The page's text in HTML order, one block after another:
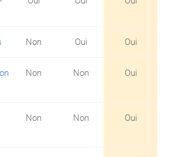
Non Oui Oui
Non Non Oui
Non Non Oui